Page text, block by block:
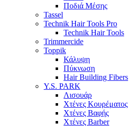
Ποδιά Μέσης
Tassel
Technik Hair Tools Pro
Technik Hair Tools
Trimmercide
Toppik
Κάλυψη
Πύκνωση
Hair Building Fibers
Y.S. PARK
Λισουάρ
Χτένες Κουρέματος
Χτένες Βαφής
Χτένες Barber